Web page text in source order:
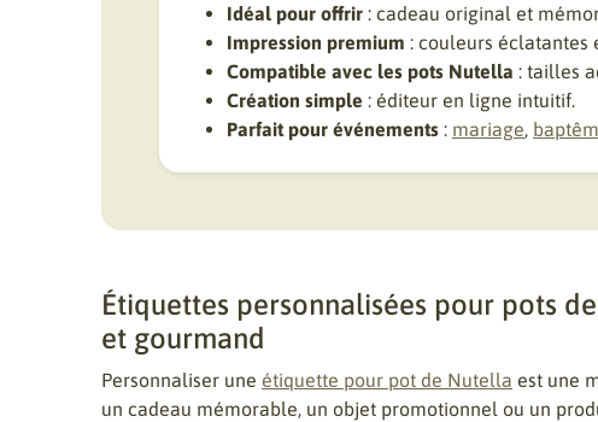
Idéal pour offrir : cadeau original et
Impression premium : couleurs éclatantes
Compatible avec les pots Nutella : tailles
Création simple : éditeur en ligne intuitif.
Parfait pour événements : mariage,
Étiquettes personnalisées pour pots
et gourmand
Personnaliser une étiquette pour pot de Nutella est une
un cadeau mémorable, un objet promotionnel ou un